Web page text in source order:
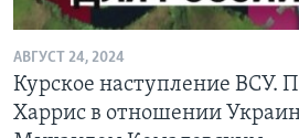
АВГУСТ 24, 2024
Курское наступление ВСУ.
Харрис в отношении